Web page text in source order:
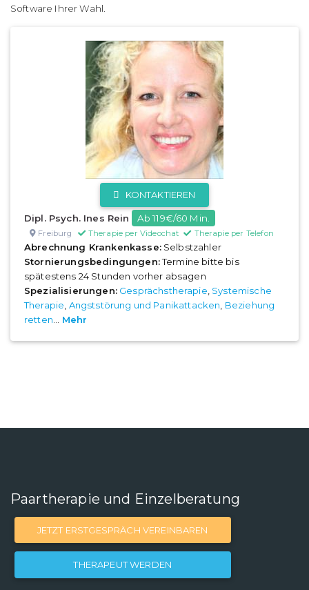
Software Ihrer Wahl.
KONTAKTIEREN
Dipl. Psych. Ines Rein Ab 119€/60 Min.
Freiburg Therapie per Videochat Therapie per Telefon
Abrechnung Krankenkasse:Selbstzahler
Stornierungsbedingungen:Termine bitte bis
spätestens 24 Stunden vorher absagen
Spezialisierungen: Gesprächstherapie Systemische
Therapie Angststörung und Panikattacken Beziehung
retten
Mehr
Paartherapie und Einzelberatung
JETZT ERSTGESPRÄCH VEREINBAREN
THERAPEUT WERDEN